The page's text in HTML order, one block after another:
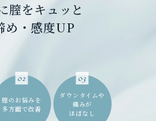
膣をキュッと
め・感度UP
02
膣のお悩みを
多方面で改善
03
ダウンタイムや
痛みが
ほぼなし